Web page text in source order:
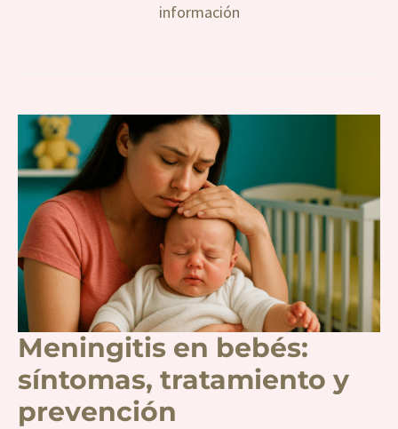
Meningitis en bebés:
síntomas, tratamiento y
prevención
Meningitis
en
bebés:
síntomas,
tratamiento
y
prevención